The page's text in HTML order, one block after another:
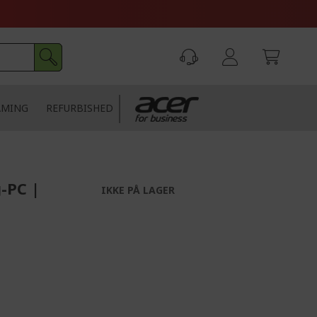
REFURBISHED
|
IKKE PÅ LAGER